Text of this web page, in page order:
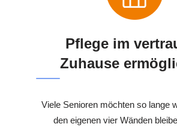
Pflege im
Zuhause
Viele Senioren möchten so lange
den eigenen vier Wänden